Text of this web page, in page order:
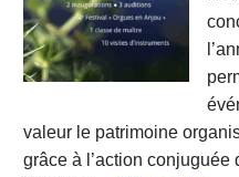
valeur le patrimoine
grâce à l’action conjuguée